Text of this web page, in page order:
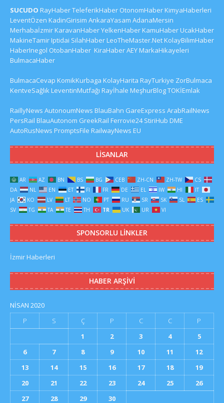
SUCUDO RayHaberTeleferikHaber OtonomHaberKimyaHaberleri
LeventÖzen KadinGirisim AnkaraYasam AdanaMersin
MerhabaİzmirKaravanHaberYelkenHaberKamuHaberUcakHaber
MakineTamirIptidai SilahHaberLeoTheMaster.NetKolayBilimHaber
HaberInegol OtobanHaber KiraHaberAEYMarkaHikayeleri
BulmacaHaber
BulmacaCevap KomikKurbaga KolayHarita RayTurkiye ZorBulmaca
KentveSağlıkLeventinMutfağı Rayİhale MeşhurBlogTOKİEmlak
RaillyNews AutonoumNews BlauBahn GareExpress ArabRailNews
PersRail BlauAutonom GreekRail Ferrovie24 StiriHub DME
AutoRusNews PromptsFile RailwayNews EU
LISANLAR
AR AZ BN BS BG CEB ZH-CN ZH-TW
CS
DA
NL EN ET FI FR DE EL IW HI
IT
JA
KO LV LT NO PT RU SR SK SL
ES
SV
TG TA TE TH TR UK UR VI
SPONSORLU LINKLER
İzmir Haberleri
HABER ARŞIVI
NISAN 2020
P
S Ç P C C
P
1
2 3 4
5
6
7 8 9 10 11
12
13
14 15 16 17 18
19
20
21 22 23 24 25
26
27
28 29 30